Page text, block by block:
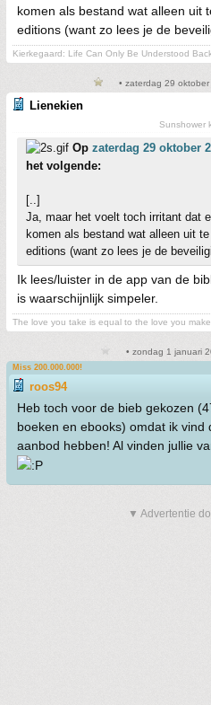
komen als bestand wat alleen uit
editions (want zo lees je de
Kierkegaard: Life Can Only Be Understood
• zaterdag 29
Lienekien
Sunshower
Op zaterdag 29 oktober
het volgende:
[..]
Ja, maar het voelt toch irritant dat
komen als bestand wat alleen uit
editions (want zo lees je de
Ik lees/luister in de app van de
is waarschijnlijk simpeler.
The love you take is equal to the love you make.
• zondag 1 januari
Miss 200.000.000!
roos94
Heb toch voor de bieb gekozen
boeken en ebooks) omdat ik vind
aanbod hebben! Al vinden jullie
▼ Advertentie